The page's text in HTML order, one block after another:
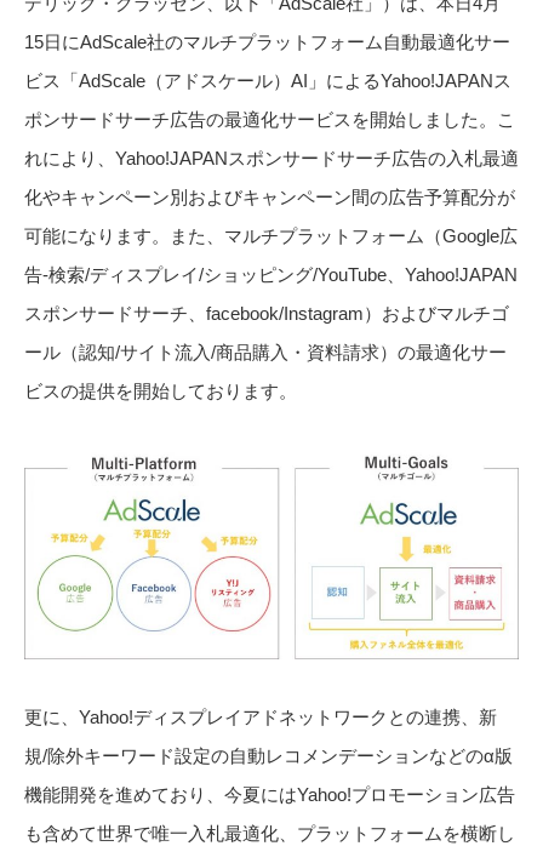
15日にAdScale社のマルチプラットフォーム自動最適化サー
ビス「AdScale（アドスケール）AI」によるYahoo!JAPANス
ポンサードサーチ広告の最適化サービスを開始しました。こ
れにより、Yahoo!JAPANスポンサードサーチ広告の入札最適
化やキャンペーン別およびキャンペーン間の広告予算配分が
可能になります。また、マルチプラットフォーム（Google広
告-検索/ディスプレイ/ショッピング/YouTube、Yahoo!JAPAN
スポンサードサーチ、facebook/Instagram）およびマルチゴ
ール（認知/サイト流入/商品購入・資料請求）の最適化サー
ビスの提供を開始しております。
更に、Yahoo!ディスプレイアドネットワークとの連携、新
規/除外キーワード設定の自動レコメンデーションなどのα版
機能開発を進めており、今夏にはYahoo!プロモーション広告
も含めて世界で唯一入札最適化、プラットフォームを横断し